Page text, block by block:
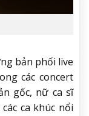
bản phối live
các concert
gốc, nữ ca sĩ
ca khúc nổi